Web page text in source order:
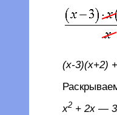
(x-3)(x+2)
Раскрываем
x2+ 2x— 3